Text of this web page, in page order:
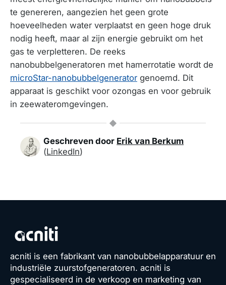
te genereren, aangezien het geen grote
hoeveelheden water verplaatst en geen hoge druk
nodig heeft, maar al zijn energie gebruikt om het
gas te verpletteren. De reeks
nanobubbelgeneratoren met hamerrotatie wordt de
microStar-nanobubbelgenerator genoemd. Dit
apparaat is geschikt voor ozongas en voor gebruik
in zeewateromgevingen.
Geschreven door Erik van Berkum
(LinkedIn)
acniti is een fabrikant van nanobubbelapparatuur en
industriële zuurstofgeneratoren. acniti is
gespecialiseerd in de verkoop en marketing van